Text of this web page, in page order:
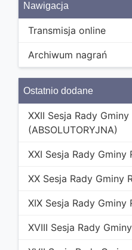
Nawigacja
Transmisja online
Archiwum nagrań
Ostatnio dodane
XXII Sesja Rady
(ABSOLUTORYJNA)
XXI Sesja Rady Gminy
XX Sesja Rady Gminy
XIX Sesja Rady Gminy
XVIII Sesja Rady